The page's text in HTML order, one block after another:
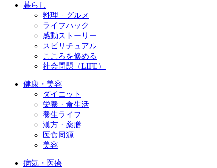
暮らし
料理・グルメ
ライフハック
感動ストーリー
スピリチュアル
こころを修める
社会問題（LIFE）
健康・美容
ダイエット
栄養・食生活
養生ライフ
漢方・薬膳
医食同源
美容
病気・医療